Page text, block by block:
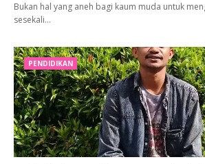
Bukan hal yang aneh bagi kaum muda untuk
sesekali…
PENDIDIKAN